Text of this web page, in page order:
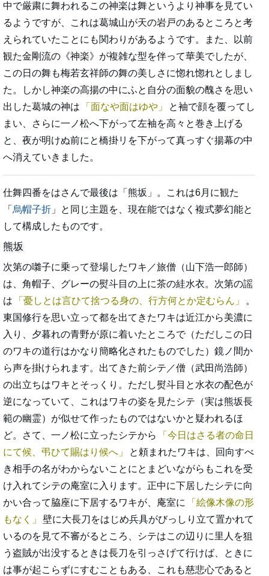
中で厳粛に舞われるこの神楽は舞というより神事を見てい
るようですが、これは葛城山が天の岩戸のあるところと考
えられていたことにも関わりがあるようです。また、以前
観た金剛流の《神楽》が複雑な型を伴って華美でしたが、
この日の舞も梅若玄祥師の舞の美しさに惚れ惚れとしまし
た。しかし神楽の高揚の中にふと自分の面貌の醜さを思い
出した葛城の神は
面なや面はゆや
と袖で顔を覆ってし
まい、さらに一ノ松へ下がって左袖を高々と巻き上げる
と、夜が明けぬ前にと橋掛リを下がって真っすぐ揚幕の中
へ消えていきました。
仕舞四番をはさんで最後は「熊坂」。これは6月に観た
「 烏帽子折 」と同じ主題を、現在能ではなく複式夢幻能と
して構成したものです。
熊坂
次第の囃子に乗って登場したワキ／旅僧（山下浩一郎師）
は、角帽子、グレーの熨斗目の上に茶の絓水衣。次第の謡
は
憂しとは言ひて捨つる身の、行方何とか定むらん
。
東国修行を思い立って都を出てきたワキは近江から美濃に
入り、夕暮れの青野が原に着いたところで（ただしこの日
のワキの道行はかなり簡略化されたものでした）鏡ノ間か
ら声を掛けられます。出てきた前シテ／僧（武田尚浩師）
の出立ちはワキとそっくり。ただし熨斗目と水衣の配色が
逆になっていて、これはワキの姿を見たシテ（実は熊坂長
範の幽霊）が似せて作ったものではないかと疑われるほ
ど。さて、一ノ松に立ったシテから
今日はさる者の命日
にて候、弔ひて賜はり候へ
と頼まれたワキは、回向すべ
き相手の名がわからないことにとまどいながらもこれを受
け入れてシテの庵室に入ります。正中に下居したシテに向
かい合って脇座に下居するワキが、庵室に
絵像木像の形
もなく
壁に大長刀をはじめ兵具がびっしり立て置かれて
いるのを見て不審がるところ、シテはこの辺りに里人を狙
う盗賊が出没するときは長刀を引っさげて行けば、ときに
は事が起こらずにすむこともある、これも慈悲心であると